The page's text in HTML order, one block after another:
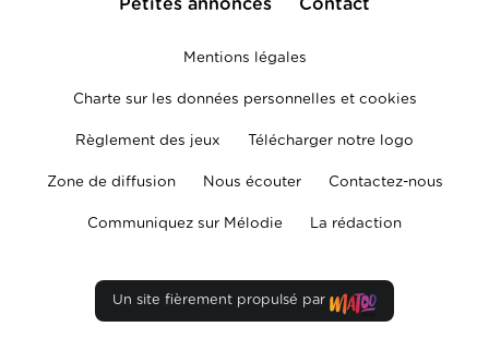
Petites annonces Contact
Mentions légales
Charte sur les données personnelles et cookies
Règlement des jeux Télécharger notre logo
Zone de diffusion Nous écouter Contactez-nous
Communiquez sur Mélodie La rédaction
Un site fièrement propulsé par